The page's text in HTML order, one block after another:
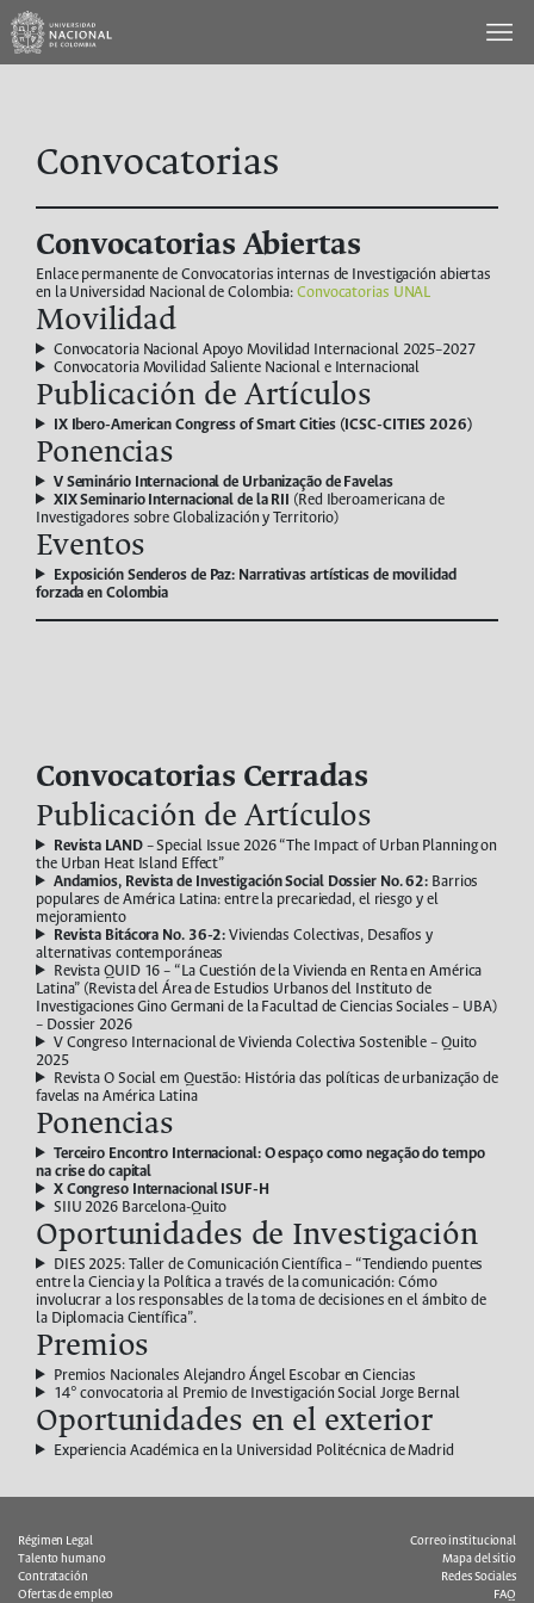
Saltar
contenido
Convocatorias
Convocatorias Abiertas
Enlace permanente de Convocatorias internas de Investigación abiertas
en la Universidad Nacional de Colombia: Convocatorias UNAL
Movilidad
Convocatoria Nacional Apoyo Movilidad Internacional 2025–2027
Convocatoria Movilidad Saliente Nacional e Internacional
Publicación de Artículos
IX Ibero-American Congress of Smart Cities (ICSC-CITIES 2026)
Ponencias
V Seminário Internacional de Urbanização de Favelas
XIX Seminario Internacional de la RII (Red Iberoamericana de
Investigadores sobre Globalización y Territorio)
Eventos
Exposición Senderos de Paz: Narrativas artísticas de movilidad
forzada en Colombia
Convocatorias Cerradas
Publicación de Artículos
Revista LAND– Special Issue 2026 “The Impact of Urban Planning on
the Urban Heat Island Effect”
Andamios, Revista de Investigación SocialDossier No. 62: Barrios
populares de América Latina: entre la precariedad, el riesgo y el
mejoramiento
Revista Bitácora No. 36-2: Viviendas Colectivas, Desafíos y
alternativas contemporáneas
Revista QUID 16 – “La Cuestión de la Vivienda en Renta en América
Latina” (Revista del Área de Estudios Urbanos del Instituto de
Investigaciones Gino Germani de la Facultad de Ciencias Sociales – UBA)
– Dossier 2026
V Congreso Internacional de Vivienda Colectiva Sostenible – Quito
2025
Revista O Social em Questão: História das políticas de urbanização de
favelas na América Latina
Ponencias
Terceiro Encontro Internacional: O espaço como negação do tempo
na crise do capital
X Congreso Internacional ISUF-H
SIIU 2026 Barcelona-Quito
Oportunidades de Investigación
DIES 2025: Taller de Comunicación Científica – “Tendiendo puentes
entre la Ciencia y la Política a través de la comunicación: Cómo
involucrar a los responsables de la toma de decisiones en el ámbito de
la Diplomacia Científica”.
Premios
Premios Nacionales Alejandro Ángel Escobar en Ciencias
14° convocatoria al Premio de Investigación Social Jorge Bernal
Oportunidades en el exterior
Experiencia Académica en la Universidad Politécnica de Madrid
Régimen Legal
Talento humano
Contratación
Ofertas de empleo
Correo institucional
Mapa del sitio
Redes Sociales
FAQ